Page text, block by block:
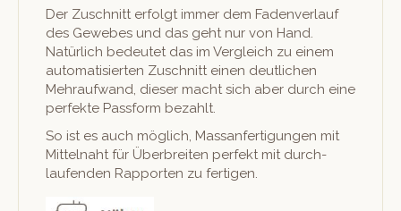
Der Zuschnitt erfol­gt immer dem Faden­ver­lauf
des Gewebes und das geht nur von Hand.
Natür­lich bedeutet das im Ver­gle­ich zu einem
automa­tisierten Zuschnitt einen deut­lichen
Mehraufwand, dieser macht sich aber durch eine
per­fek­te Pass­form bezahlt.
So ist es auch möglich, Mas­san­fer­ti­gun­gen mit
Mit­tel­naht für Über­bre­it­en per­fekt mit durch­
laufend­en Rap­porten zu fertigen.